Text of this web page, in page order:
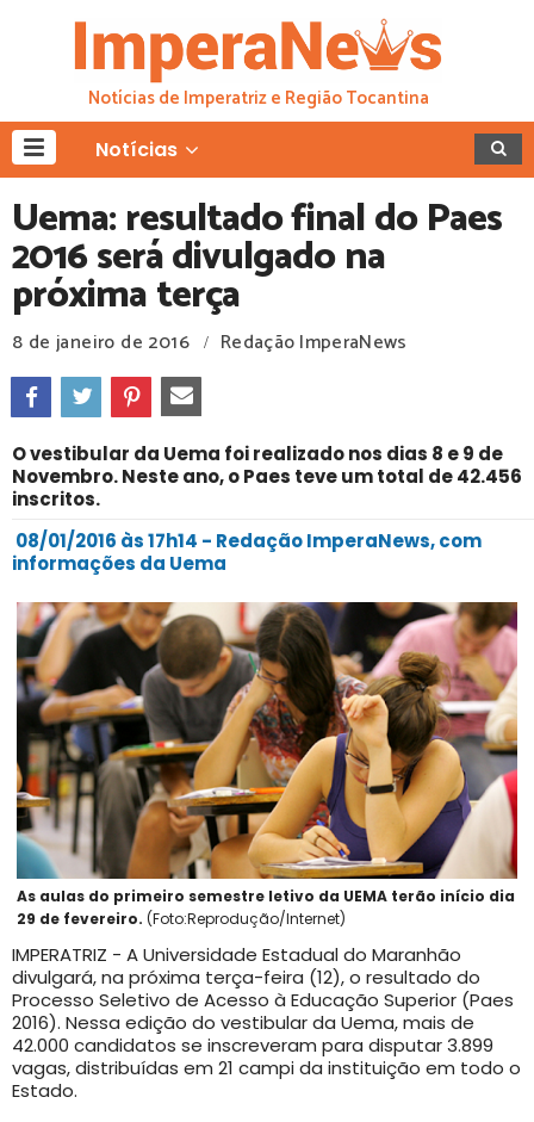
Notícias de Imperatriz e Região Tocantina
Notícias
Uema: resultado final do Paes
2016 será divulgado na
próxima terça
8 de janeiro de 2016 / Redação ImperaNews
O vestibular da Uema foi realizado nos dias 8 e 9 de
Novembro. Neste ano, o Paes teve um total de 42.456
inscritos.
08/01/2016 às 17h14 - Redação ImperaNews, com
informações da Uema
As aulas do primeiro semestre letivo da UEMA terão início dia
29 de fevereiro. (Foto:Reprodução/Internet)
IMPERATRIZ - A Universidade Estadual do Maranhão
divulgará, na próxima terça-feira (12), o resultado do
Processo Seletivo de Acesso à Educação Superior (Paes
2016). Nessa edição do vestibular da Uema, mais de
42.000 candidatos se inscreveram para disputar 3.899
vagas, distribuídas em 21 campi da instituição em todo o
Estado.